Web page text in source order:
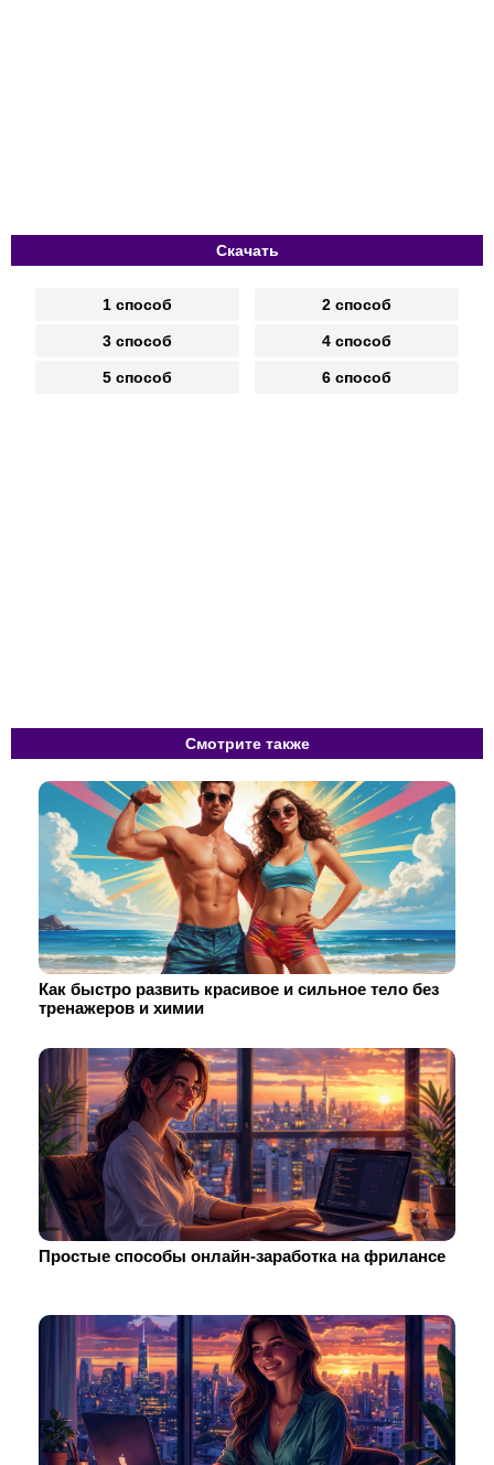
Скачать
1 способ 2 способ
3 способ 4 способ
5 способ 6 способ
Смотрите также
Как быстро развить красивое и сильное тело без
тренажеров и химии
Простые способы онлайн-заработка на фрилансе